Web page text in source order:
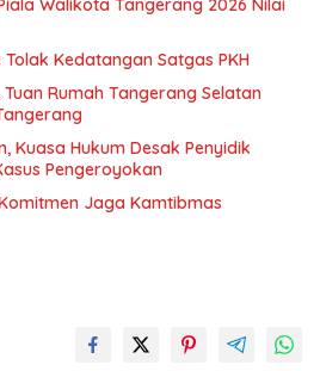
Walikota Tangerang 2026 Nilai
Kedatangan Satgas PKH
Rumah Tangerang Selatan
Kuasa Hukum Desak Penyidik
Pengeroyokan
Jaga Kamtibmas